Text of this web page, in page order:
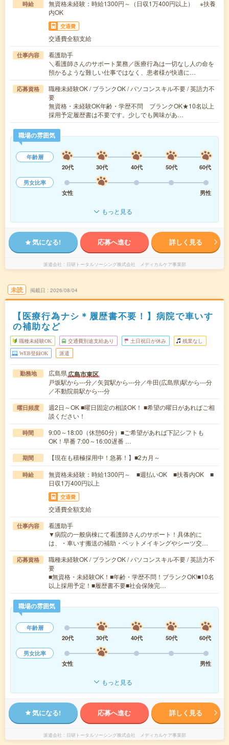
時給
無資格未経験：時給1300円～（日収1万400円以上） ※扶養
内OK
交通費
交通費全額支給
仕事内容
看護助手
＼看護師さんのサポート業務／医療行為は一切なし人の命を
預かるような難しい仕事ではなく、患者様が快適に…
応募資格
職種未経験OK / ブランクOK / パソコンスキル不要 / 英語力不
要
無資格・未経験OK年齢・学歴不問 ブランクOK★10名以上
採用予定履歴書は不要です。少しでも興味があ…
職場の雰囲気
年齢層
20代
30代 40代 50代
60代
男女比率
女性
男性
もっと見る
気になる! 応募へ進む 詳しく見る
派遣会社 日研トータルソーシング株式会社 メディカルケア事業部
未読 掲載日 2026/08/04
【医療行為ナシ＊履歴書不要！】病院で車いす
の補助など
職種未経験OK 交通費別途支給あり 土日祝日が休み 残業なし
WEB登録OK 派遣
勤務地 広島県広島市東区
戸坂駅から---分／矢賀駅から---分／牛田(広島県)駅から---分
／不動院前駅から---分
曜日頻度
週2日～OK ■曜日固定の相談OK！ ■希望の曜日があればご相
談ください！
時間
9:00～18:00（休憩60分）■ご希望があれば下記シフトも
OK！早番 7:00～16:00遅番 …
期間 【現在も積極採用中！急募！】■2カ月～
時給
無資格未経験：時給1300円～ ■週払いOK ■扶養内OK ■
日収1万400円以上
交通費
交通費全額支給
仕事内容
看護助手
▼病院の一般病棟にて看護師さんのサポート！具体的に
は、・車いす搬送の補助・ベットメイキングやシーツ交…
応募資格
職種未経験OK / ブランクOK / パソコンスキル不要 / 英語力不
要
■無資格・未経験OK！■年齢・学歴不問！ブランクOK!■10名
以上採用予定！■履歴書不要■社会保険完…
職場の雰囲気
年齢層
20代
30代 40代 50代
60代
男女比率
女性
男性
もっと見る
気になる! 応募へ進む 詳しく見る
派遣会社 日研トータルソーシング株式会社 メディカルケア事業部